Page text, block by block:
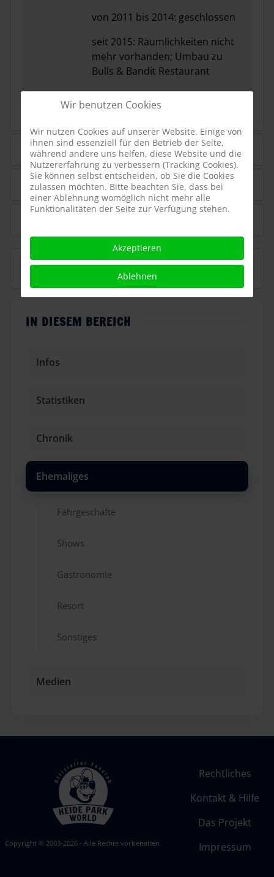
von 2011 bis 2014: geschlossen
seit 2015: Räumlichkeiten nicht
mehr vorhanden; Umbau zu
Bulls & Bandit Restaurant
De Vliegende Hollander
Fisch Fete
Suchen
IN DIESEM BEREICH
Infos
Statistiken
Chronik
Ehemaliges
Fahrgeschäfte
Shows
Gastronomie
Resort
Sonstiges
Medien
Copyright © 2003-2026 - Alle Rechte vorbehalten.
Rechtliches
Kontakt & Hilfe
Das Projekt
Impressum
Wir benutzen Cookies
Wir nutzen Cookies auf unserer Website. Einige von
ihnen sind essenziell für den Betrieb der Seite,
während andere uns helfen, diese Website und die
Nutzererfahrung zu verbessern (Tracking Cookies).
Sie können selbst entscheiden, ob Sie die Cookies
zulassen möchten. Bitte beachten Sie, dass bei
einer Ablehnung womöglich nicht mehr alle
Funktionalitäten der Seite zur Verfügung stehen.
Akzeptieren
Ablehnen